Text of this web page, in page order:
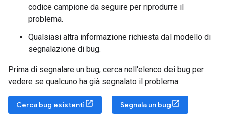
codice campione da seguire per riprodurre il
problema.
Qualsiasi altra informazione richiesta dal modello di
segnalazione di bug.
Prima di segnalare un bug, cerca nell'elenco dei bug per
vedere se qualcuno ha già segnalato il problema.
Cerca bug esistenti Segnala un bug